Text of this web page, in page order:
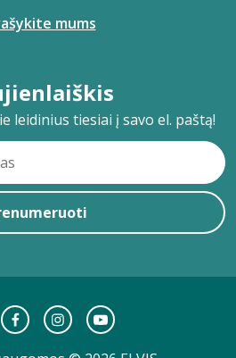
mums
leidinius tiesiai į savo el. paštą!